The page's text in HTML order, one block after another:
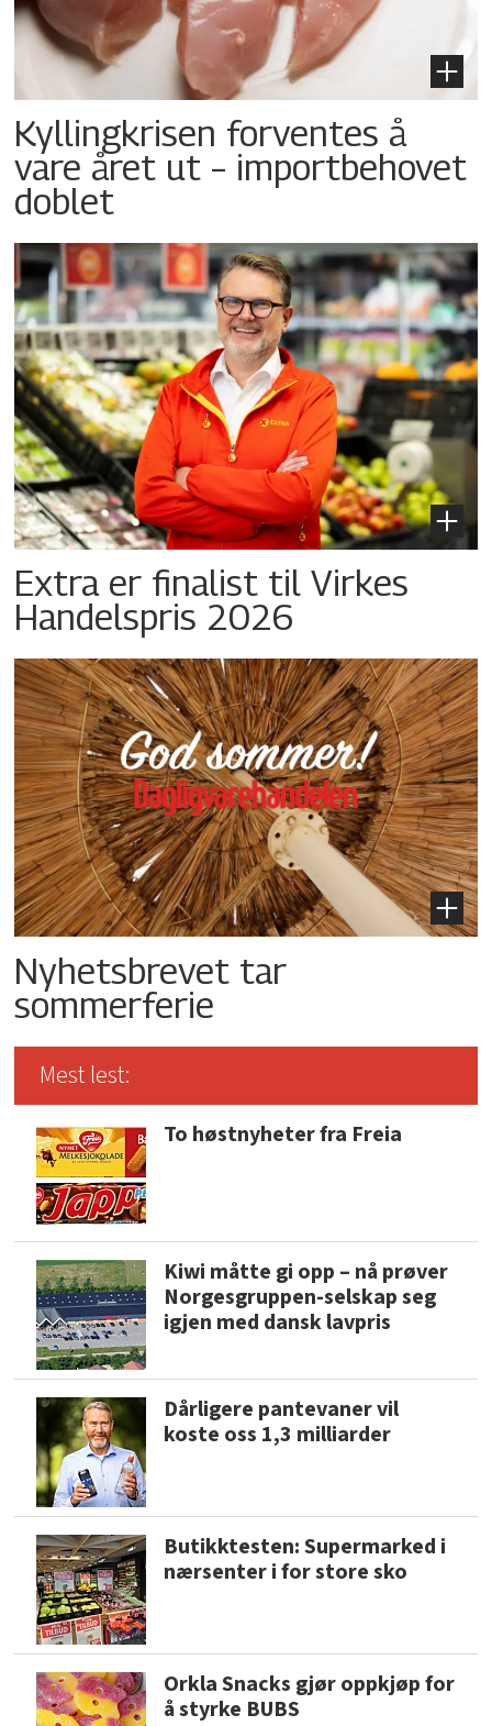
Kyllingkrisen forventes å
vare året ut – importbehovet
doblet
Extra er finalist til Virkes
Handelspris 2026
Nyhetsbrevet tar
sommerferie
Mest lest:
To høstnyheter fra Freia
Kiwi måtte gi opp – nå prøver
Norgesgruppen-selskap seg
igjen med dansk lavpris
Dårligere pantevaner vil
koste oss 1,3 milliarder
Butikktesten: Supermarked i
nærsenter i for store sko
Orkla Snacks gjør oppkjøp for
å styrke BUBS